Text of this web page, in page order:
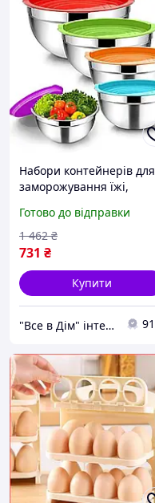
Набори контейнерів для
заморожування їжі,
заморожування з
кришкою Контейнери
кухні BR-48
Готово до відправки
731 ₴
1 462 ₴
Купити
"Все в Дім" інтернет-магазин